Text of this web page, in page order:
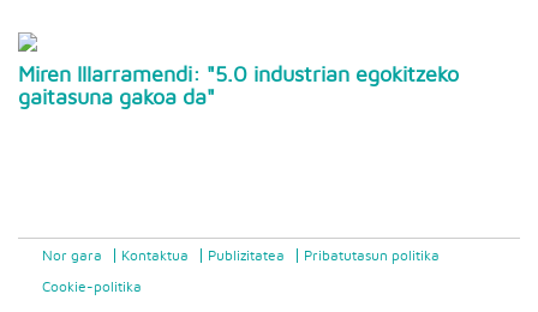
Miren Illarramendi: "5.0 industrian egokitzeko
gaitasuna gakoa da"
Nor gara Kontaktua Publizitatea Pribatutasun politika
Cookie-politika